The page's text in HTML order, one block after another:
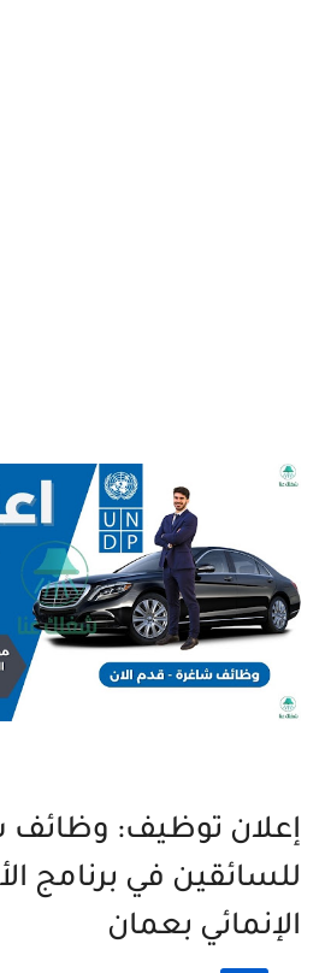
إعلان توظيف: وظائف
للسائقين في برنامج
الإنمائي بعمان